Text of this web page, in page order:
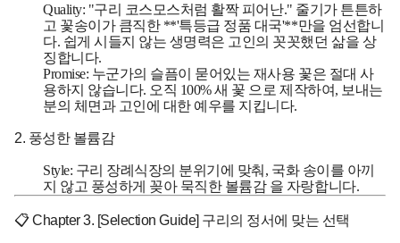
Quality: "구리 코스모스처럼 활짝 피어난." 줄기가 튼튼하
고 꽃송이가 큼직한 **'특등급 정품 대국'**만을 엄선합니
다. 쉽게 시들지 않는 생명력은 고인의 꼿꼿했던 삶을 상
징합니다.
Promise: 누군가의 슬픔이 묻어있는 재사용 꽃은 절대 사
용하지 않습니다. 오직 100% 새 꽃 으로 제작하여, 보내는
분의 체면과 고인에 대한 예우를 지킵니다.
2. 풍성한 볼륨감
Style: 구리 장례식장의 분위기에 맞춰, 국화 송이를 아끼
지 않고 풍성하게 꽂아 묵직한 볼륨감 을 자랑합니다.
📋 Chapter 3. [Selection Guide] 구리의 정서에 맞는 선택